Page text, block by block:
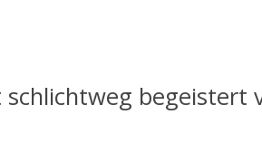
schlichtweg begeistert